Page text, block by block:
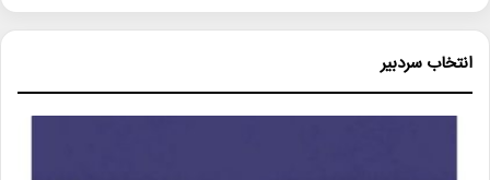
انتخاب سردبیر